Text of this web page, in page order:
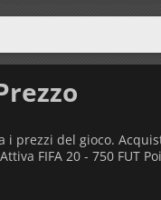
i prezzi del gioco.
FIFA 20 - 750 FUT